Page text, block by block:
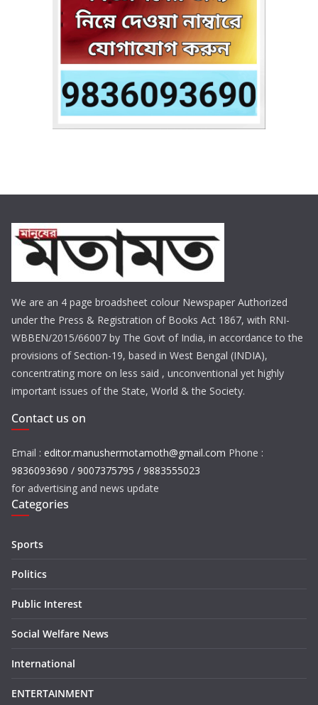
We are an 4 page broadsheet colour Newspaper Authorized
under the Press & Registration of Books Act 1867, with RNI-
WBBEN/2015/66007 by The Govt of India, in accordance to the
provisions of Section-19, based in West Bengal (INDIA),
concentrating more on less said , unconventional yet highly
important issues of the State, World & the Society.
Contact us on
Email : editor.manushermotamoth@gmail.com Phone :
9836093690 / 9007375795 / 9883555023
for advertising and news update
Categories
Sports
Politics
Public Interest
Social Welfare News
International
ENTERTAINMENT